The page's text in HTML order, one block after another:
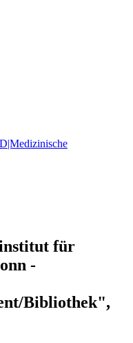
für
-
Bibliothek",